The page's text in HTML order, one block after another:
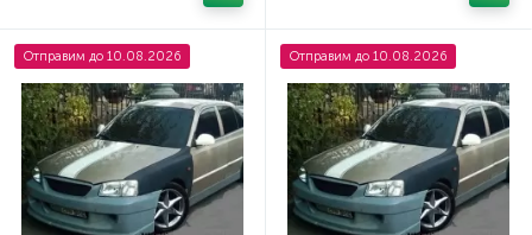
Отправим до 10.08.2026 Отправим до 10.08.2026